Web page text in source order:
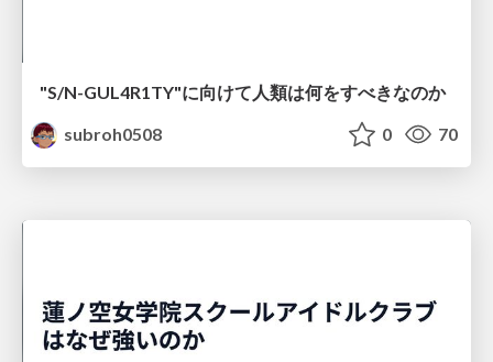
"S/N-GUL4R1TY"に向けて人類は何をすべきなのか
subroh0508
0 70